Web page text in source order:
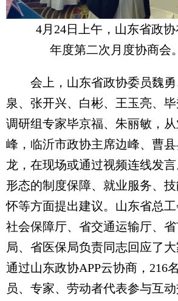
4月24日上午，山东省政
年度第二次月度协商会
会上，山东省政协委员魏勇
泉、张开兴、白彬、王玉亮、毕
调研组专家毕京福、朱丽敏，
峰，临沂市政协主席边峰、曹
龙，在现场或通过视频连线发
形态的制度保障、就业服务、
怀等方面提出建议。山东省总
社会保障厅、省交通运输厅、
局、省医保局负责同志回应了大
通过山东政协APP云协商，216
员、专家、劳动者代表参与互